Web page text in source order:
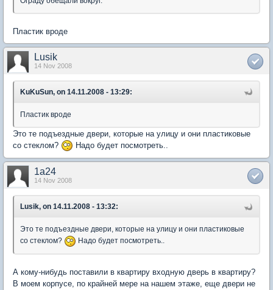
Пластик вроде
Lusik
14 Nov 2008
KuKuSun, on 14.11.2008 - 13:29:
Пластик вроде
Это те подъездные двери, которые на улицу и они пластиковые
со стеклом?
Надо будет посмотреть..
1a24
14 Nov 2008
Lusik, on 14.11.2008 - 13:32:
Это те подъездные двери, которые на улицу и они пластиковые
со стеклом?
Надо будет посмотреть..
А кому-нибудь поставили в квартиру входную дверь в квартиру?
В моем корпусе, по крайней мере на нашем этаже, еще двери не